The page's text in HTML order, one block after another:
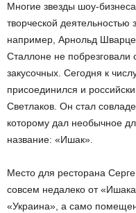
Многие звезды шоу-
творческой деятельностью
например, Арнольд
Сталлоне не побрезговали
закусочных. Сегодня к
присоединился и
Светлаков. Он стал
которому дал необычное
название: «Ишак».
Место для ресторана
совсем недалеко от
«Украина», а само